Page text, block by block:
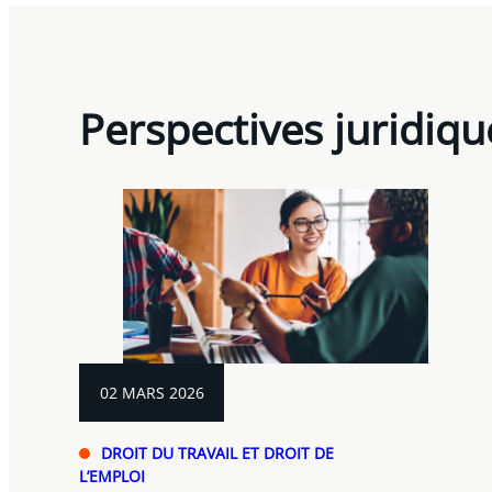
Perspectives
02 MARS 2026
DROIT DU TRAVAIL ET DROIT DE
L’EMPLOI